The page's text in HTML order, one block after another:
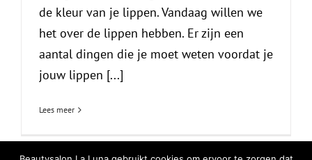
de kleur van je lippen. Vandaag willen we
het over de lippen hebben. Er zijn een
aantal dingen die je moet weten voordat je
jouw lippen [...]
Lees meer